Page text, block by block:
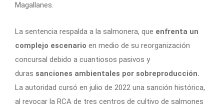
Magallanes.
La sentencia respalda a la salmonera, que enfrenta un
complejo escenario en medio de su reorganización
concursal debido a cuantiosos pasivos y
duras sanciones ambientales por sobreproducción.
La autoridad cursó en julio de 2022 una sanción histórica,
al revocar la RCA de tres centros de cultivo de salmones